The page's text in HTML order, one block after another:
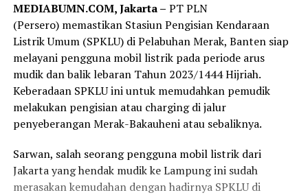
MEDIABUMN.COM, Jakarta – PT PLN
(Persero) memastikan Stasiun Pengisian Kendaraan
Listrik Umum (SPKLU) di Pelabuhan Merak, Banten siap
melayani pengguna mobil listrik pada periode arus
mudik dan balik lebaran Tahun 2023/1444 Hijriah.
Keberadaan SPKLU ini untuk memudahkan pemudik
melakukan pengisian atau charging di jalur
penyeberangan Merak-Bakauheni atau sebaliknya.
Sarwan, salah seorang pengguna mobil listrik dari
Jakarta yang hendak mudik ke Lampung ini sudah
merasakan kemudahan dengan hadirnya SPKLU di